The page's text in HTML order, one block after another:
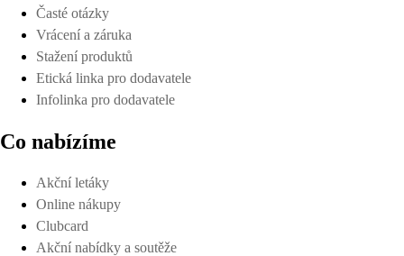
Časté otázky
Vrácení a záruka
Stažení produktů
Etická linka pro dodavatele
Infolinka pro dodavatele
Co nabízíme
Akční letáky
Online nákupy
Clubcard
Akční nabídky a soutěže